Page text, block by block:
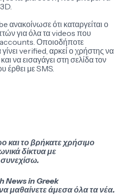
ανακοίνωσε ότι καταργείται ο
για όλα τα videos που
Οποιοδήποτε
verified, αρκεί ο χρήστης να
να εισαγάγει στη σελίδα τον
έρθει με SMS.
και το βρήκατε χρήσιμο
δίκτυα με
συνεχίσω.
News in Greek
μαθαίνετε άμεσα όλα τα νέα.